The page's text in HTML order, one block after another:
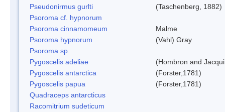
Pseudonirmus gurlti
(Taschenberg, 1882)
Psoroma cf. hypnorum
Psoroma cinnamomeum
Malme
Psoroma hypnorum
(Vahl) Gray
Psoroma sp.
Pygoscelis adeliae
(Hombron and
Pygoscelis antarctica
(Forster,1781)
Pygoscelis papua
(Forster,1781)
Quadraceps antarcticus
Racomitrium sudeticum